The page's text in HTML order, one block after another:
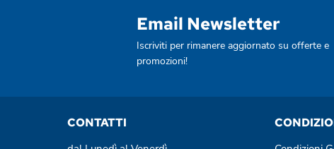
Email Newsletter
Iscriviti per rimanere aggiornato su offerte e
promozioni!
CONTATTI